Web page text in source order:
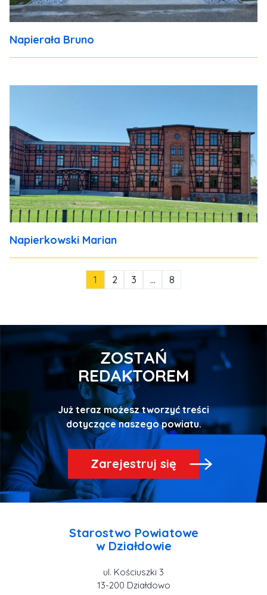
Napierała Bruno
Napierkowski Marian
1 2 3 … 8
ZOSTAŃ
REDAKTOREM
Już teraz możesz tworzyć treści
dotyczące naszego powiatu.
Zarejestruj się
Starostwo Powiatowe
ul. Kościuszki 3